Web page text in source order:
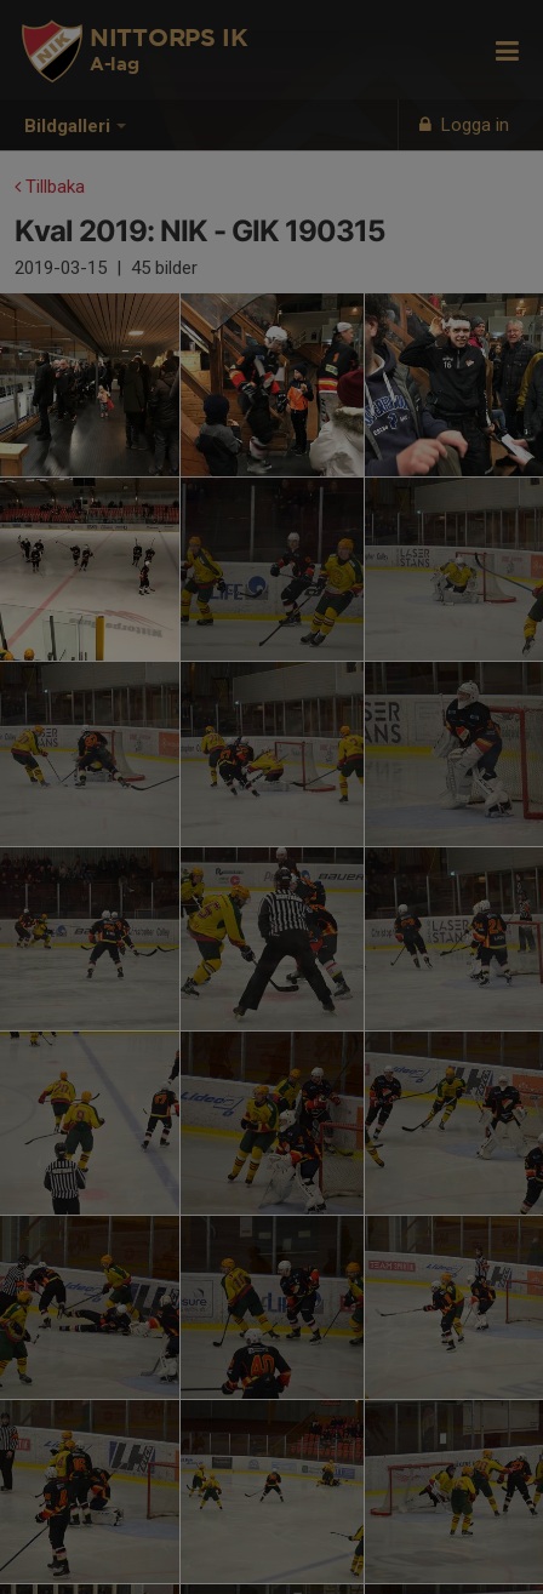
Bildgalleri Logga in
NITTORPS IK
A-lag
Tillbaka
Kval 2019: NIK - GIK 190315
2019-03-15 | 45 bilder